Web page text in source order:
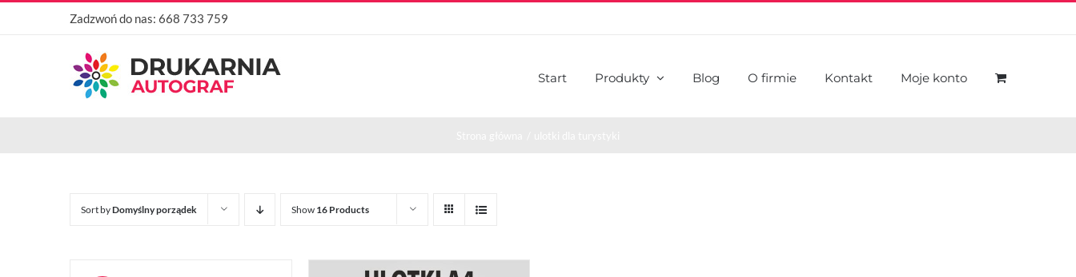
Przejdź
Zadzwoń do nas: 668 733 759
Start Produkty Blog O firmie Kontakt Moje konto
Sort byDomyślny porządek Show 16 Products